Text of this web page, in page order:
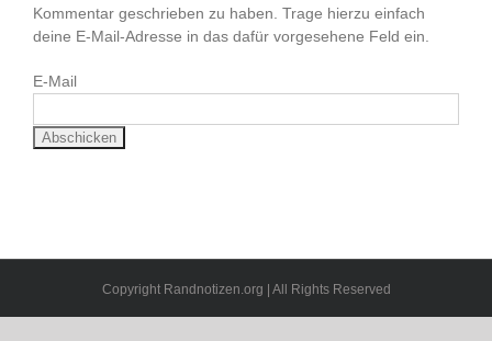
Kommentar geschrieben zu haben. Trage hierzu einfach
deine E-Mail-Adresse in das dafür vorgesehene Feld ein.
E-Mail
Copyright Randnotizen.org | All Rights Reserved